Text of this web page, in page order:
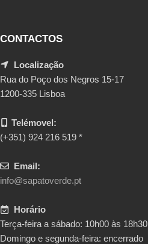
CONTACTOS
Localização
Rua do Poço dos Negros 15-17
1200-335 Lisboa
Telémovel:
(+351) 924 216 519 *
Email:
info@sapatoverde.pt
Horário
Terça-feira a sábado: 10h00 às 18h30
Domingo e segunda-feira: encerrado